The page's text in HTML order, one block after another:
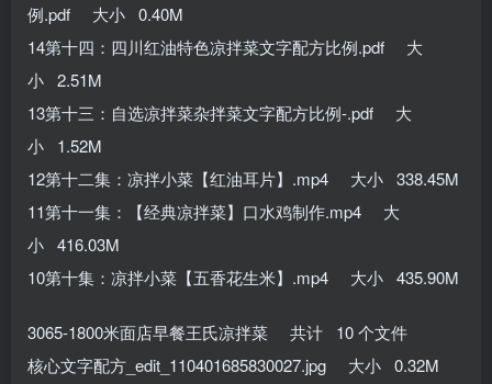
例.pdf 大小 0.40M
14第十四：四川红油特色凉拌菜文字配方比例.pdf 大
小 2.51M
13第十三：自选凉拌菜杂拌菜文字配方比例-.pdf 大
小 1.52M
12第十二集：凉拌小菜【红油耳片】.mp4 大小 338.45M
11第十一集：【经典凉拌菜】口水鸡制作.mp4 大
小 416.03M
10第十集：凉拌小菜【五香花生米】.mp4 大小 435.90M
3065-1800米面店早餐王氏凉拌菜 共计 10 个文件
核心文字配方_edit_110401685830027.jpg 大小 0.32M